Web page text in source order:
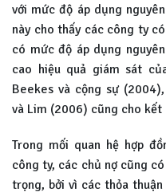
với mức độ áp dụng
này cho thấy các công ty
có mức độ áp dụng
cao hiệu quả giám sát
Beekes và cộng sự
và Lim (2006) cũng cho
Trong mối quan hệ hợp
công ty, các chủ nợ cũng
trọng, bởi vì các thỏa